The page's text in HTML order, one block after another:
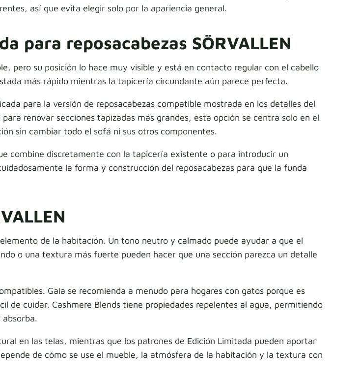
así que evita elegir solo por la apariencia general.
para reposacabezas SÖRVALLEN
pero su posición lo hace muy visible y está en contacto regular con el cabello
más rápido mientras la tapicería circundante aún parece perfecta.
para la versión de reposacabezas compatible mostrada en los detalles del
para renovar secciones tapizadas más grandes, esta opción se centra solo en el
sin cambiar todo el sofá ni sus otros componentes.
combine discretamente con la tapicería existente o para introducir un
la forma y construcción del reposacabezas para que la funda
de la habitación. Un tono neutro y calmado puede ayudar a que el
o una textura más fuerte pueden hacer que una sección parezca un detalle
Gaia se recomienda a menudo para hogares con gatos porque es
de cuidar. Cashmere Blends tiene propiedades repelentes al agua, permitiendo
en las telas, mientras que los patrones de Edición Limitada pueden aportar
de cómo se use el mueble, la atmósfera de la habitación y la textura con